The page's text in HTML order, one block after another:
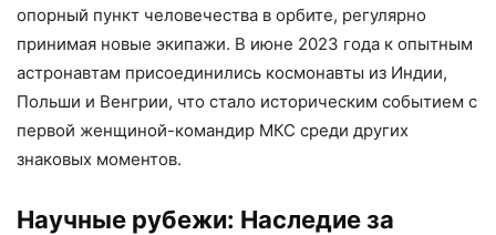
опорный пункт человечества в орбите, регулярно
принимая новые экипажи. В июне 2023 года к опытным
астронавтам присоединились космонавты из Индии,
Польши и Венгрии, что стало историческим событием с
первой женщиной-командир МКС среди других
знаковых моментов.
Научные рубежи: Наследие за